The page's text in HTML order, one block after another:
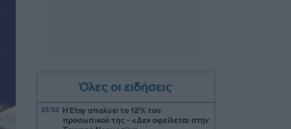
Όλες οι ειδήσεις
23:52
Η Etsy απολύει το 12% του
προσωπικού της - «Δεν οφείλεται στην